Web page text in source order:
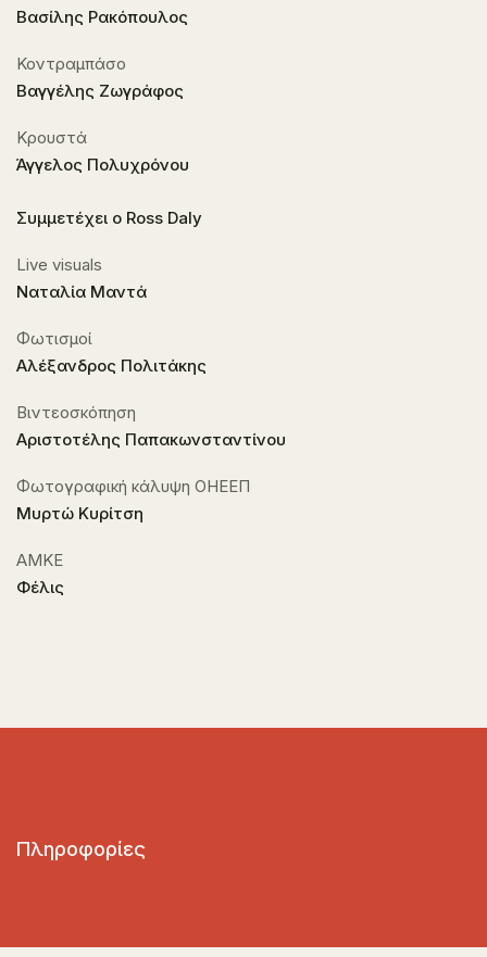
Βασίλης Ρακόπουλος
Κοντραμπάσο
Βαγγέλης Ζωγράφος
Κρουστά
Άγγελος Πολυχρόνου
Συμμετέχει ο Ross Daly
Live visuals
Ναταλία Μαντά
Φωτισμοί
Αλέξανδρος Πολιτάκης
Βιντεοσκόπηση
Αριστοτέλης Παπακωνσταντίνου
Φωτογραφική κάλυψη ΟΗΕΕΠ
Μυρτώ Κυρίτση
ΑΜΚΕ
Φέλις
Πληροφορίες